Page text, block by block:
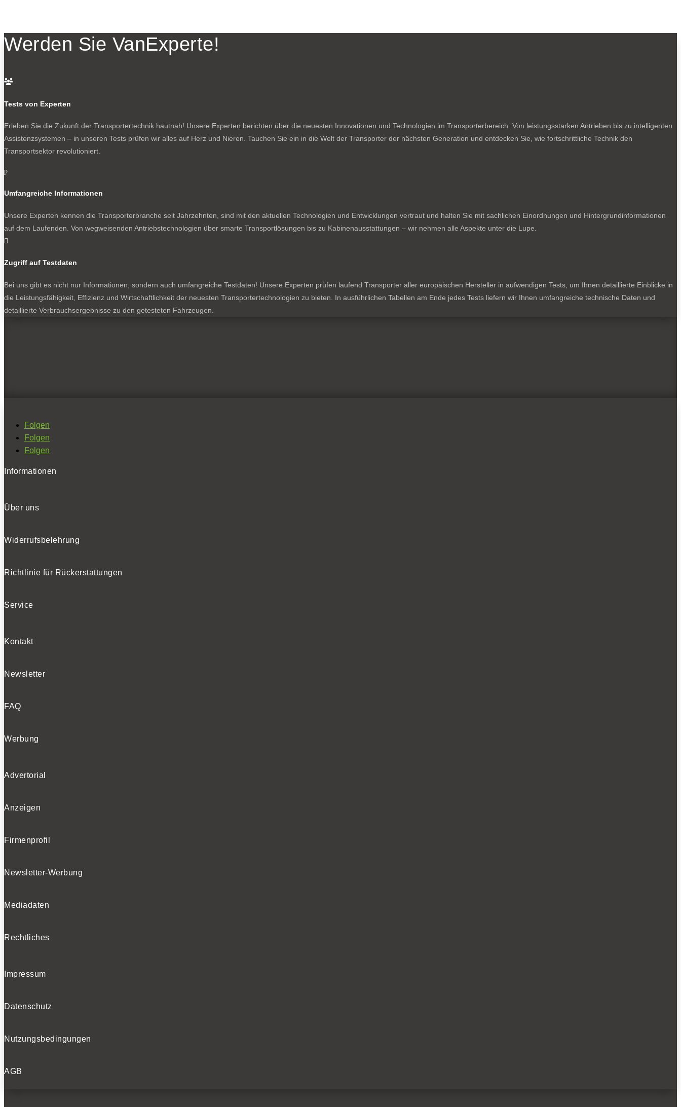
Werden Sie VanExperte!

Tests von Experten
Erleben Sie die Zukunft der Transportertechnik hautnah! Unsere Experten berichten über die neuesten Innovationen und Technologien im Transporterbereich. Von leistungsstarken Antrieben bis zu intelligenten
Assistenzsystemen – in unseren Tests prüfen wir alles auf Herz und Nieren. Tauchen Sie ein in die Welt der Transporter der nächsten Generation und entdecken Sie, wie fortschrittliche Technik den
Transportsektor revolutioniert.
p
Umfangreiche Informationen
Unsere Experten kennen die Transporterbranche seit Jahrzehnten, sind mit den aktuellen Technologien und Entwicklungen vertraut und halten Sie mit sachlichen Einordnungen und Hintergrundinformationen
auf dem Laufenden. Von wegweisenden Antriebstechnologien über smarte Transportlösungen bis zu Kabinenausstattungen – wir nehmen alle Aspekte unter die Lupe.

Zugriff auf Testdaten
Bei uns gibt es nicht nur Informationen, sondern auch umfangreiche Testdaten! Unsere Experten prüfen laufend Transporter aller europäischen Hersteller in aufwendigen Tests, um Ihnen detaillierte Einblicke in
die Leistungsfähigkeit, Effizienz und Wirtschaftlichkeit der neuesten Transportertechnologien zu bieten. In ausführlichen Tabellen am Ende jedes Tests liefern wir Ihnen umfangreiche technische Daten und
detaillierte Verbrauchsergebnisse zu den getesteten Fahrzeugen.
Folgen
Folgen
Folgen
Informationen
Über uns
Widerrufsbelehrung
Richtlinie für Rückerstattungen
Service
Kontakt
Newsletter
FAQ
Werbung
Advertorial
Anzeigen
Firmenprofil
Newsletter-Werbung
Mediadaten
Rechtliches
Impressum
Datenschutz
Nutzungsbedingungen
AGB